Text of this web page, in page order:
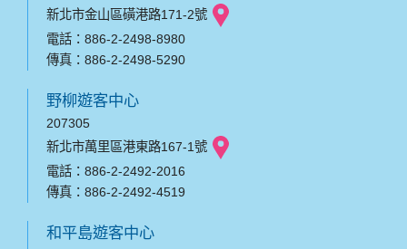
新北市金山區磺港路171-2號
電話：886-2-2498-8980
傳真：886-2-2498-5290
野柳遊客中心
207305
新北市萬里區港東路167-1號
電話：886-2-2492-2016
傳真：886-2-2492-4519
和平島遊客中心